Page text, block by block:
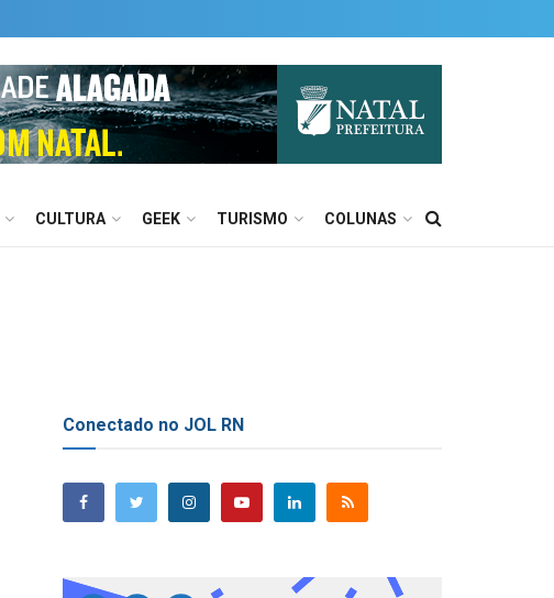
CULTURA GEEK TURISMO COLUNAS
Conectado no JOL RN